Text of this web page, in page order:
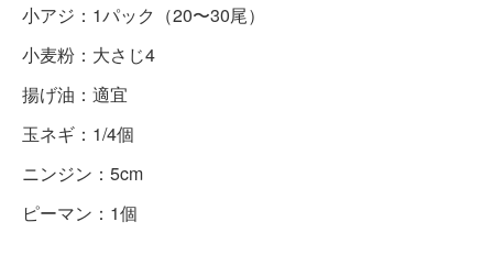
小アジ：1パック（20〜30尾）
小麦粉：大さじ4
揚げ油：適宜
玉ネギ：1/4個
ニンジン：5cm
ピーマン：1個